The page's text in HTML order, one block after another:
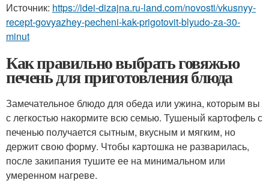
Источник: https://idei-dizajna.ru-land.com/novosti/vkusnyy-
recept-govyazhey-pecheni-kak-prigotovit-blyudo-za-30-
minut
Как правильно выбрать говяжью
печень для приготовления блюда
Замечательное блюдо для обеда или ужина, которым вы
с легкостью накормите всю семью. Тушеный картофель с
печенью получается сытным, вкусным и мягким, но
держит свою форму. Чтобы картошка не разварилась,
после закипания тушите ее на минимальном или
умеренном нагреве.